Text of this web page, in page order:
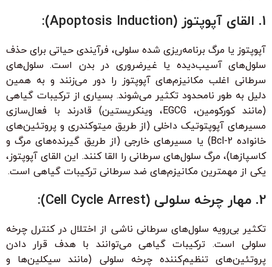
1. القای آپوپتوز (Apoptosis Induction):
آپوپتوز یا مرگ برنامه‌ریزی شده سلولی، فرآیندی حیاتی برای حذف
سلول‌های آسیب‌دیده یا غیرضروری در بدن است. سلول‌های
سرطانی اغلب مکانیزم‌های آپوپتوز را دور می‌زنند و به همین
دلیل به طور نامحدود تکثیر می‌شوند. بسیاری از ترکیبات گیاهی
(مانند کورکومین، EGCG، وینکریستین) قادرند با فعال‌سازی
مسیرهای آپوپتوتیک داخلی (از طریق میتوکندری و پروتئین‌های
خانواده Bcl-2) یا مسیرهای خارجی (از طریق گیرنده‌های مرگ و
کاسپازها)، مرگ سلول‌های سرطانی را القا کنند. این القای آپوپتوز،
یکی از مهمترین مکانیزم‌های ضد سرطانی ترکیبات گیاهی است.
2. مهار چرخه سلولی (Cell Cycle Arrest):
تکثیر بی‌رویه سلول‌های سرطانی ناشی از اختلال در کنترل چرخه
سلولی است. ترکیبات گیاهی می‌توانند با هدف قرار دادن
پروتئین‌های تنظیم‌کننده چرخه سلولی (مانند سیکلین‌ها و